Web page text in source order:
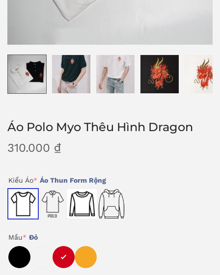
Áo Polo Myo Thêu Hình Dragon
310.000 ₫
Kiểu Áo* Áo Thun Form Rộng
Mầu* Đỏ